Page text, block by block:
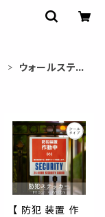
ウォールステッ
【 防犯 装置 作